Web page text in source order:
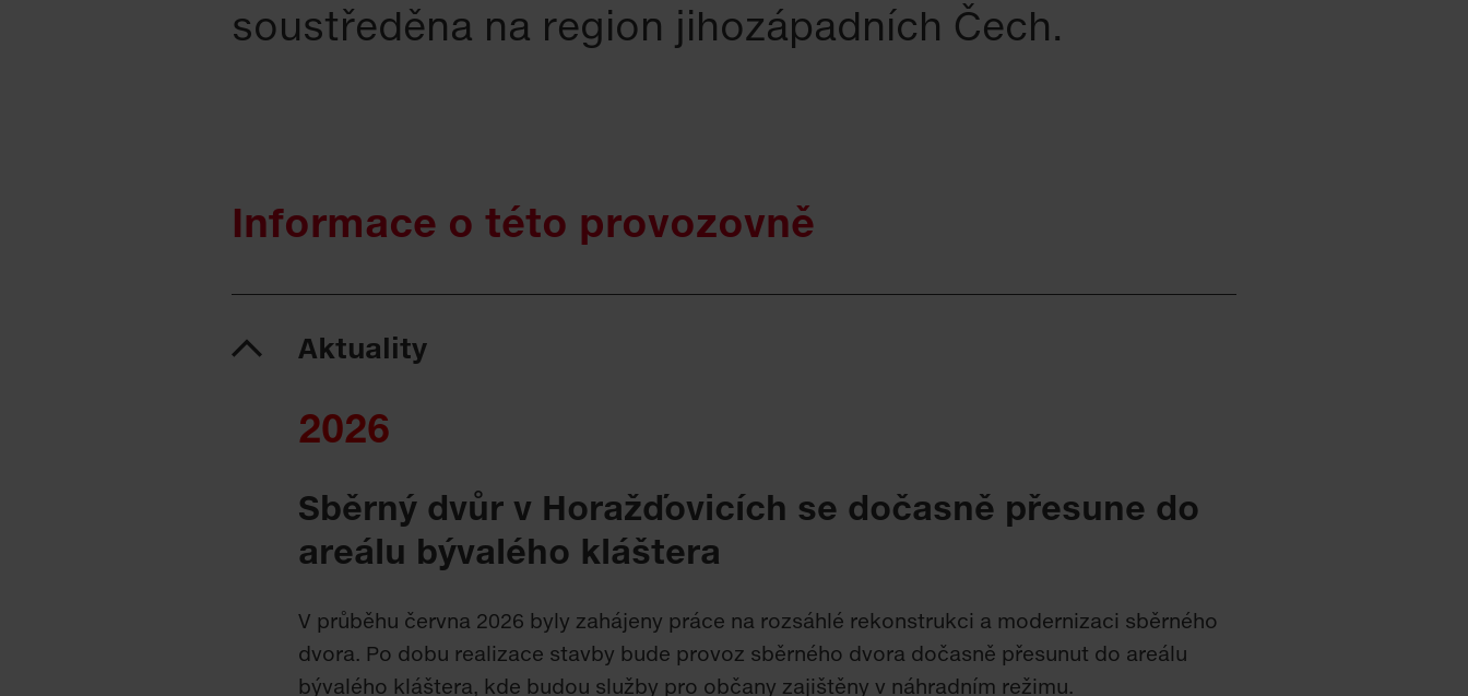
soustředěna na region jihozápadních Čech.
Informace o této provozovně
Aktuality
2026
Sběrný dvůr v Horažďovicích se dočasně přesune do
areálu bývalého kláštera
V průběhu června 2026 byly zahájeny práce na rozsáhlé rekonstrukci a modernizaci sběrného
dvora. Po dobu realizace stavby bude provoz sběrného dvora dočasně přesunut do areálu
bývalého kláštera, kde budou služby pro občany zajištěny v náhradním režimu.